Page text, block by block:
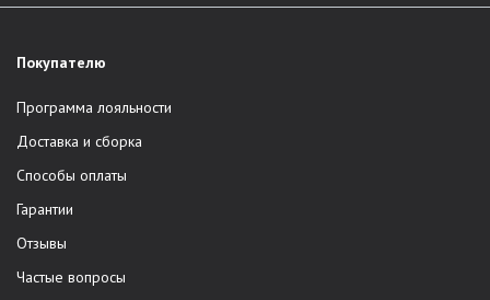
Покупателю
Программа лояльности
Доставка и сборка
Способы оплаты
Гарантии
Отзывы
Частые вопросы